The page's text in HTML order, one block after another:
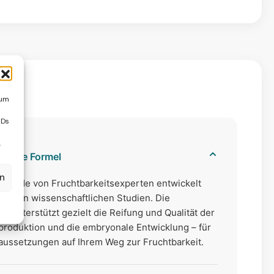
und Jugendliche.
Formel
wurde von Fruchtbarkeitsexperten entwickelt
wissenschaftlichen Studien. Die
unterstützt gezielt die Reifung und Qualität der
und die embryonale Entwicklung – für
auf Ihrem Weg zur Fruchtbarkeit.